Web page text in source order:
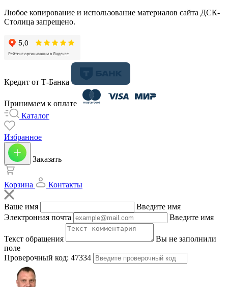
Любое копирование и использование материалов сайта ДСК-
Столица запрещено.
Кредит от Т-Банка
Принимаем к оплате
Каталог
Избранное
Заказать
Корзина Контакты
Ваше имя
Введите имя
Электронная почта
Введите имя
Текст обращения
Вы не заполнили
поле
Проверочный код: 47334